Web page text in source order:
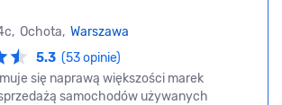
Ochota, Warszawa
5.3 (53 opinie)
się naprawą większości marek
samochodów używanych